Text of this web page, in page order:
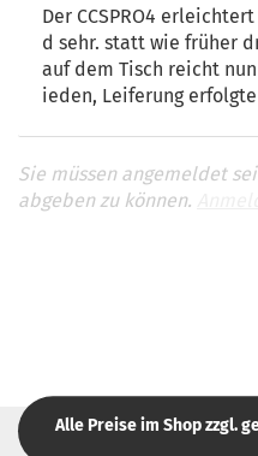
Der CCSPRO4
d sehr. statt wie früher
auf dem Tisch reicht
Sie müssen angemeldet
abgeben zu können.
Alle Preise im Shop zzgl.